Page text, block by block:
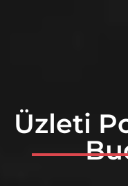
Üzleti